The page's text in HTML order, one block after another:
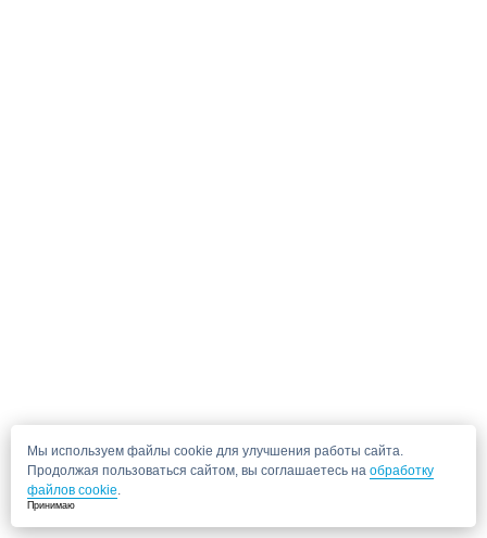
Мы используем файлы cookie для улучшения работы сайта.
Продолжая пользоваться сайтом, вы соглашаетесь на обработку
файлов cookie.
Принимаю